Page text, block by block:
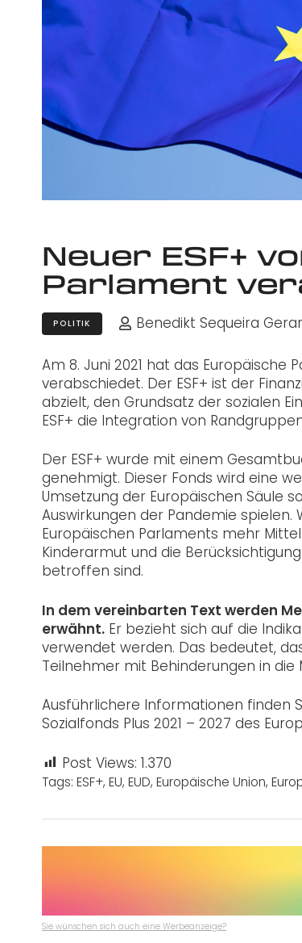
Neuer ESF+
Parlament
POLITIK Benedikt Sequeira
Am 8. Juni 2021 hat das Europäische
verabschiedet. Der ESF+ ist der
abzielt, den Grundsatz der sozialen
ESF+ die Integration von
Der ESF+ wurde mit einem
genehmigt. Dieser Fonds wird eine
Umsetzung der Europäischen Säule
Auswirkungen der Pandemie
Europäischen Parlaments mehr
Kinderarmut und die
betroffen sind.
In dem vereinbarten Text werden
erwähnt. Er bezieht sich auf die
verwendet werden. Das bedeutet,
Teilnehmer mit Behinderungen in die
Ausführlichere Informationen finden
Sozialfonds Plus 2021 – 2027 des
Post Views: 1.370
Tags: ESF+, EU, EUD, Europäische Union,
Sie wünschen sich auch eine Werbeanzeige?